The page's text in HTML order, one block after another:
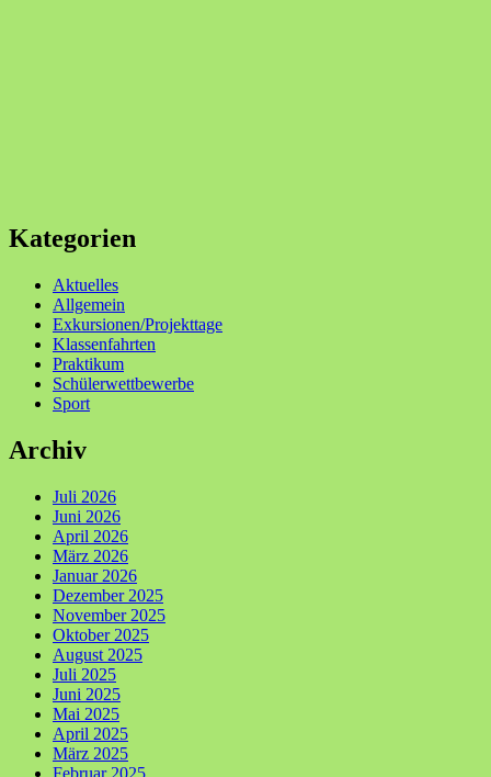
Kategorien
Aktuelles
Allgemein
Exkursionen/Projekttage
Klassenfahrten
Praktikum
Schülerwettbewerbe
Sport
Archiv
Juli 2026
Juni 2026
April 2026
März 2026
Januar 2026
Dezember 2025
November 2025
Oktober 2025
August 2025
Juli 2025
Juni 2025
Mai 2025
April 2025
März 2025
Februar 2025